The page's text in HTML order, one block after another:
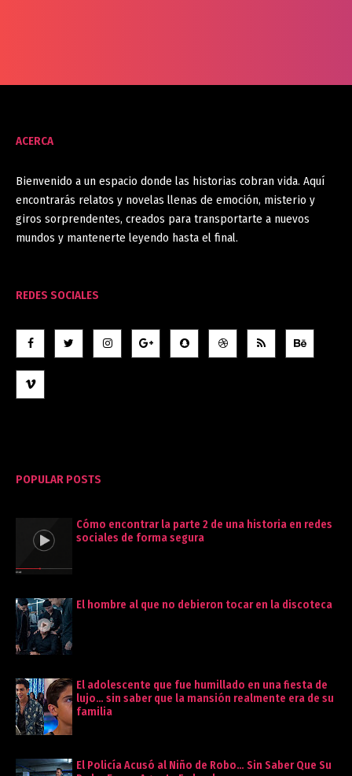
ACERCA
Bienvenido a un espacio donde las historias cobran vida. Aquí
encontrarás relatos y novelas llenas de emoción, misterio y
giros sorprendentes, creados para transportarte a nuevos
mundos y mantenerte leyendo hasta el final.
REDES SOCIALES
POPULAR POSTS
Cómo encontrar la parte 2 de una historia en redes
sociales de forma segura
El hombre al que no debieron tocar en la discoteca
El adolescente que fue humillado en una fiesta de
lujo… sin saber que la mansión realmente era de su
familia
El Policía Acusó al Niño de Robo… Sin Saber Que Su